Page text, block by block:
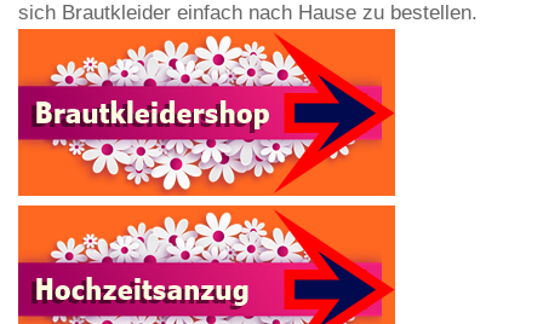
sich Brautkleider einfach nach Hause zu bestellen.